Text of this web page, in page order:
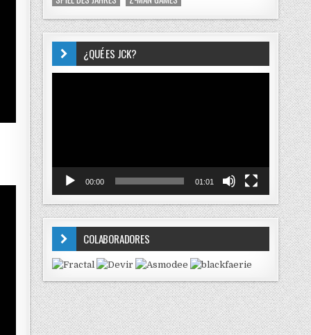
¿QUÉ ES JCK?
00:00 01:01
COLABORADORES